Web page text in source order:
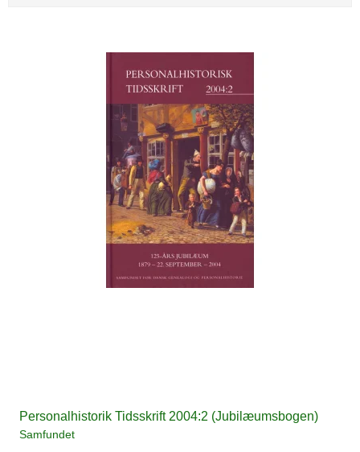
Personalhistorik Tidsskrift 2004:2 (Jubilæumsbogen)
Samfundet